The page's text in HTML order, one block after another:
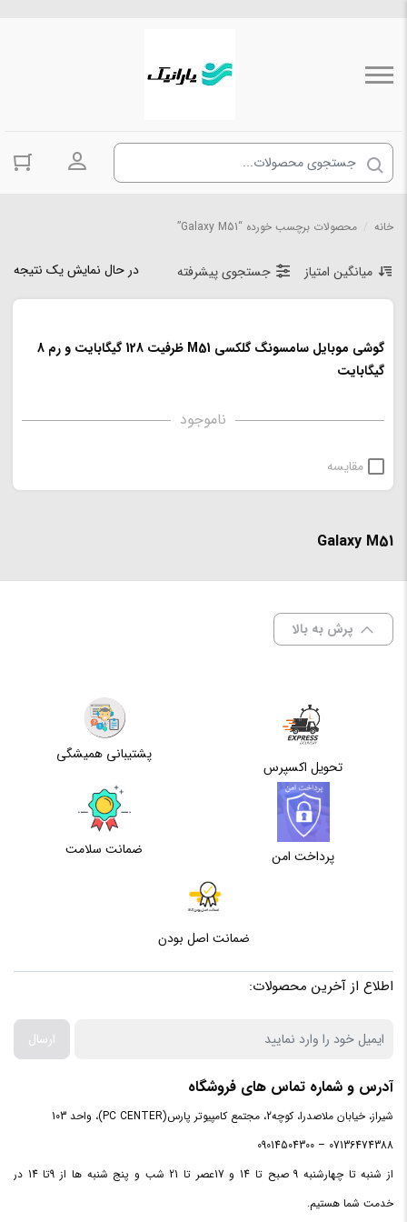
ورود به
خانه محصولات برچسب خورده “Galaxy M51”
در حال نمایش یک نتیجه میانگین امتیاز جستجوی پیشرفته
گوشی موبایل سامسونگ گلکسی M51 ظرفیت 128 گیگابایت و رم 8
گیگابایت
ناموجود
مقایسه
Galaxy M51
پرش به بالا
تحویل اکسپرس
پشتیبانی همیشگی
پرداخت امن ضمانت سلامت
ضمانت اصل بودن
اطلاع از آخرین محصولات:
ارسال
آدرس و شماره تماس های فروشگاه
شیراز، خیابان ملاصدرا، کوچه2، مجتمع کامپیوتر پارس(PC CENTER)، واحد 103
07136474388 – 09014504300
از شنبه تا چهارشنبه 9 صبح تا 14 و 17عصر تا 21 شب و پنج شنبه ها از 9تا 14 در
خدمت شما هستیم.